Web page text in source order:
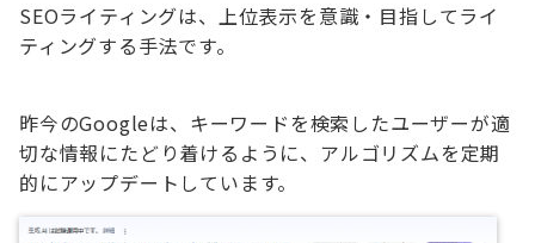
SEOライティングは、上位表示を意識・目指してライ
ティングする手法です。
昨今のGoogleは、キーワードを検索したユーザーが適
切な情報にたどり着けるように、アルゴリズムを定期
的にアップデートしています。